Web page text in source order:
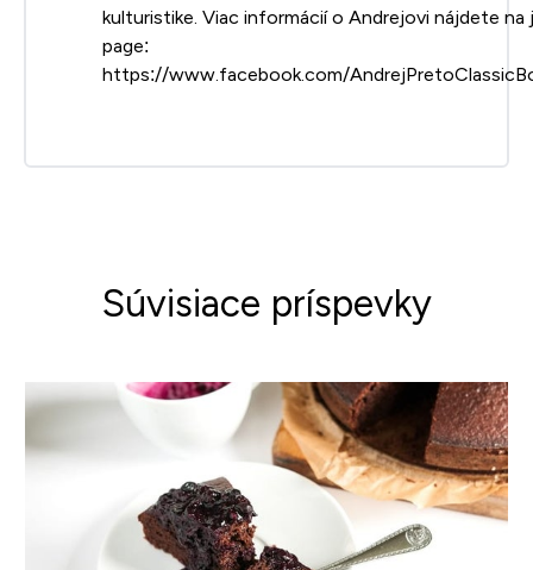
kulturistike. Viac informácií o Andrejovi nájdete na
page:
https://www.facebook.com/
Súvisiace príspevky